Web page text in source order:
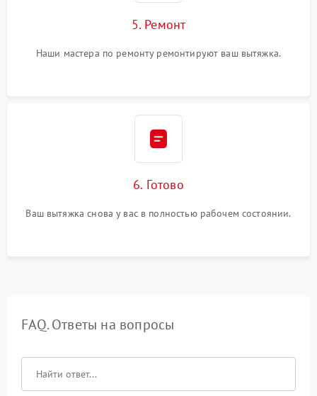
5. Ремонт
Наши мастера по ремонту ремонтируют ваш вытяжка.
6. Готово
Ваш вытяжка снова у вас в полностью рабочем состоянии.
FAQ. Ответы на вопросы